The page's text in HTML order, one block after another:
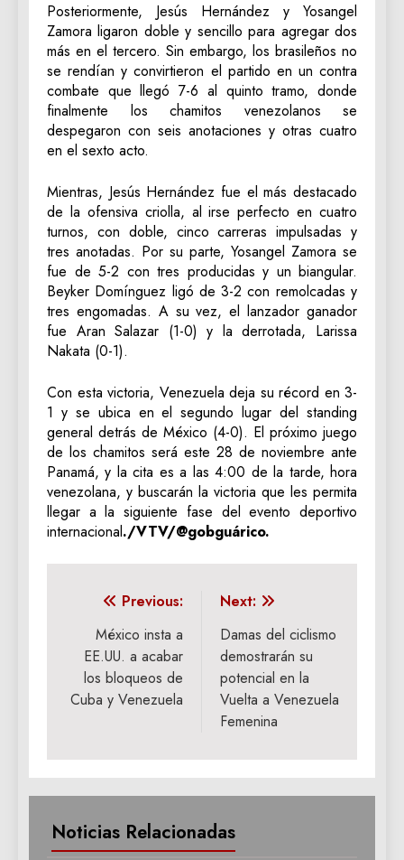
Posteriormente, Jesús Hernández y Yosangel
Zamora ligaron doble y sencillo para agregar dos
más en el tercero. Sin embargo, los brasileños no
se rendían y convirtieron el partido en un contra
combate que llegó 7-6 al quinto tramo, donde
finalmente los chamitos venezolanos se
despegaron con seis anotaciones y otras cuatro
en el sexto acto.
Mientras, Jesús Hernández fue el más destacado
de la ofensiva criolla, al irse perfecto en cuatro
turnos, con doble, cinco carreras impulsadas y
tres anotadas. Por su parte, Yosangel Zamora se
fue de 5-2 con tres producidas y un biangular.
Beyker Domínguez ligó de 3-2 con remolcadas y
tres engomadas. A su vez, el lanzador ganador
fue Aran Salazar (1-0) y la derrotada, Larissa
Nakata (0-1).
Con esta victoria, Venezuela deja su récord en 3-
1 y se ubica en el segundo lugar del standing
general detrás de México (4-0). El próximo juego
de los chamitos será este 28 de noviembre ante
Panamá, y la cita es a las 4:00 de la tarde, hora
venezolana, y buscarán la victoria que les permita
llegar a la siguiente fase del evento deportivo
internacional./VTV/@gobguárico.
Navegación
entradas
Previous:
México insta a
EE.UU. a acabar
los bloqueos de
Cuba y Venezuela
Next:
Damas del ciclismo
demostrarán su
potencial en la
Vuelta a Venezuela
Femenina
Noticias Relacionadas